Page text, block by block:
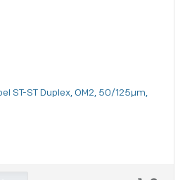
ST-ST Duplex, OM2, 50/125µm,